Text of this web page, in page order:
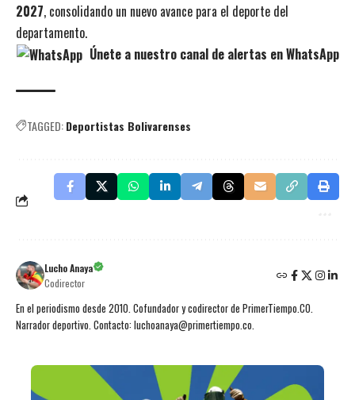
2027, consolidando un nuevo avance para el deporte del
departamento.
Únete a nuestro canal de alertas en WhatsApp
TAGGED:Deportistas Bolivarenses
Lucho Anaya
Codirector
En el periodismo desde 2010. Cofundador y codirector de PrimerTiempo.CO.
Narrador deportivo. Contacto: luchoanaya@primertiempo.co.